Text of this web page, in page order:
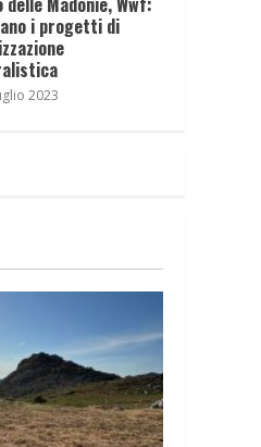
i progetti di
2023